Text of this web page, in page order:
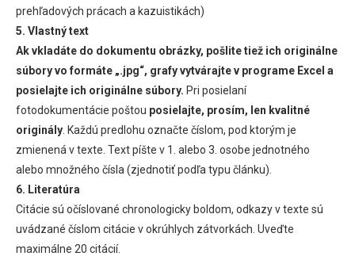
prehľadových prácach a kazuistikách)
5. Vlastný text
Ak vkladáte do dokumentu obrázky, pošlite tiež ich originálne
súbory vo formáte „.jpg“, grafy vytvárajte v programe Excel a
posielajte ich originálne súbory. Pri posielaní
fotodokumentácie poštou posielajte, prosím, len kvalitné
originály . Každú predlohu označte číslom, pod ktorým je
zmienená v texte. Text píšte v 1. alebo 3. osobe jednotného
alebo množného čísla (zjednotiť podľa typu článku).
6. Literatúra
Citácie sú očíslované chronologicky boldom, odkazy v texte sú
uvádzané číslom citácie v okrúhlych zátvorkách. Uveďte
maximálne 20 citácií.